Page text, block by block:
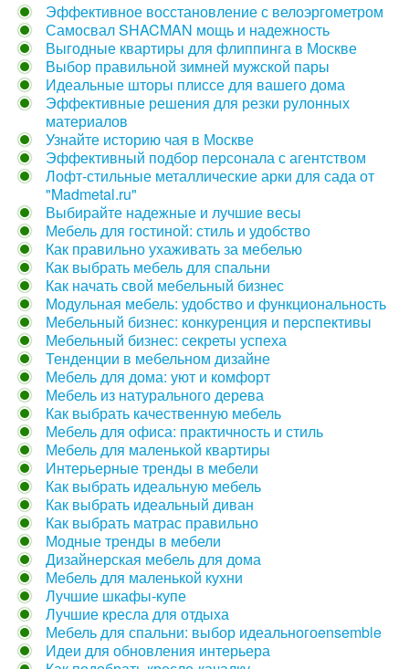
Эффективное восстановление с велоэргометром
Самосвал SHACMAN мощь и надежность
Выгодные квартиры для флиппинга в Москве
Выбор правильной зимней мужской пары
Идеальные шторы плиссе для вашего дома
Эффективные решения для резки рулонных
материалов
Узнайте историю чая в Москве
Эффективный подбор персонала с агентством
Лофт-стильные металлические арки для сада от
"Madmetal.ru"
Выбирайте надежные и лучшие весы
Мебель для гостиной: стиль и удобство
Как правильно ухаживать за мебелью
Как выбрать мебель для спальни
Как начать свой мебельный бизнес
Модульная мебель: удобство и функциональность
Мебельный бизнес: конкуренция и перспективы
Мебельный бизнес: секреты успеха
Тенденции в мебельном дизайне
Мебель для дома: уют и комфорт
Мебель из натурального дерева
Как выбрать качественную мебель
Мебель для офиса: практичность и стиль
Мебель для маленькой квартиры
Интерьерные тренды в мебели
Как выбрать идеальную мебель
Как выбрать идеальный диван
Как выбрать матрас правильно
Модные тренды в мебели
Дизайнерская мебель для дома
Мебель для маленькой кухни
Лучшие шкафы-купе
Лучшие кресла для отдыха
Мебель для спальни: выбор идеальногоensemble
Идеи для обновления интерьера